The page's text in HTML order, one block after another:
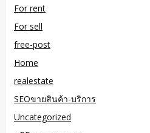
For rent
For sell
free-post
Home
realestate
SEOขายสินค้า-บริการ
Uncategorized